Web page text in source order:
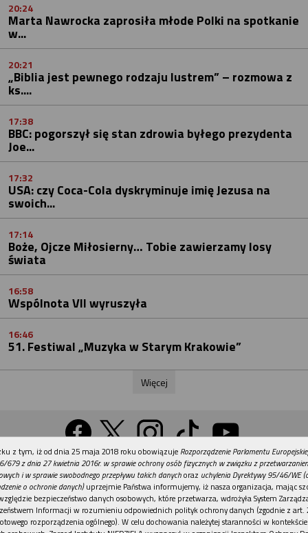
20:24
Marta Nawrocka zaprosiła młode Polki na spotkanie
w...
20:21
„Biblia jest pewnego rodzaju lustrem” – rozmowa z
ks....
17:38
BBC: pogorszył się stan zdrowia byłego prezydenta
Joe...
17:32
USA: czy Coca-Cola dyskryminuje imię Jezusa na
swoich...
17:14
Boże, Ojcze Miłosierny… Tobie zawierzamy losy
świata
16:58
Wspólnota VII wyruszyła
16:46
51. Festiwal „Muzyka w Starym Krakowie”
Więcej
Wersja na komputer
Działy Tematy Kontakt Reklama
Patronaty
Polityka prywatności
REKLAMA
z tym, iż od dnia 25 maja 2018 roku obowiązuje Rozporządzenie Parlamentu
679 z dnia 27 kwietnia 2016r. w sprawie ochrony osób fizycznych w związku z
i w sprawie swobodnego przepływu takich danychoraz uchylenia Dyrektywy 95/46/WE
o ochronie danych)uprzejmie Państwa informujemy, iż nasza organizacja, mając
bezpieczeństwo danych osobowych, które przetwarza, wdrożyła System
Informacji w rozumieniu odpowiednich polityk ochrony danych (zgodnie z art.
rozporządzenia ogólnego). W celu dochowania należytej staranności w